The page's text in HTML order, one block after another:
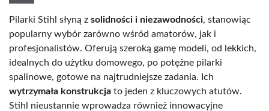
Pilarki Stihl słyną z solidności i niezawodności, stanowiąc
popularny wybór zarówno wśród amatorów, jak i
profesjonalistów. Oferują szeroką gamę modeli, od lekkich,
idealnych do użytku domowego, po potężne pilarki
spalinowe, gotowe na najtrudniejsze zadania. Ich
wytrzymała konstrukcja to jeden z kluczowych atutów.
Stihl nieustannie wprowadza również innowacyjne